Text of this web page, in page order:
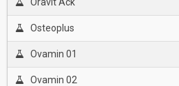
Osteoplus
Ovamin 01
Ovamin 02